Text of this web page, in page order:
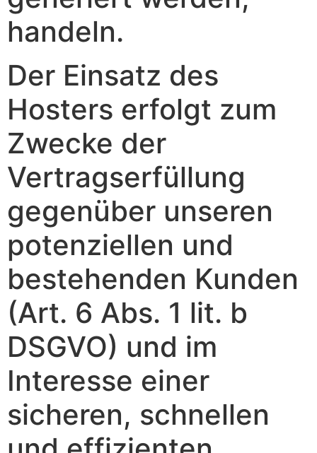
handeln.
Der Einsatz des
Hosters erfolgt zum
Zwecke der
Vertragserfüllung
gegenüber unseren
potenziellen und
bestehenden Kunden
(Art. 6 Abs. 1 lit. b
DSGVO) und im
Interesse einer
sicheren, schnellen